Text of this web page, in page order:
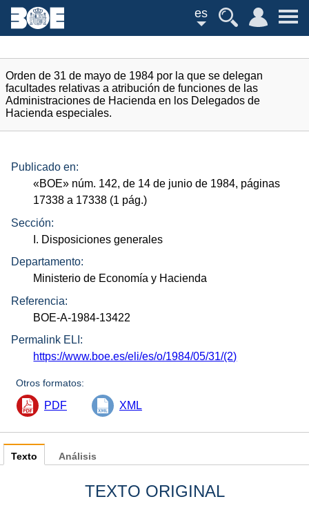
es
Orden de 31 de mayo de 1984 por la que se delegan
facultades relativas a atribución de funciones de las
Administraciones de Hacienda en los Delegados de
Hacienda especiales.
Publicado en:
«BOE» núm. 142, de 14 de junio de 1984, páginas
17338 a 17338 (1 pág.)
Sección:
I. Disposiciones generales
Departamento:
Ministerio de Economía y Hacienda
Referencia:
BOE-A-1984-13422
Permalink ELI:
https://www.boe.es/eli/es/o/1984/05/31/(2)
Otros formatos:
PDF XML
Texto
TEXTO ORIGINAL
Análisis